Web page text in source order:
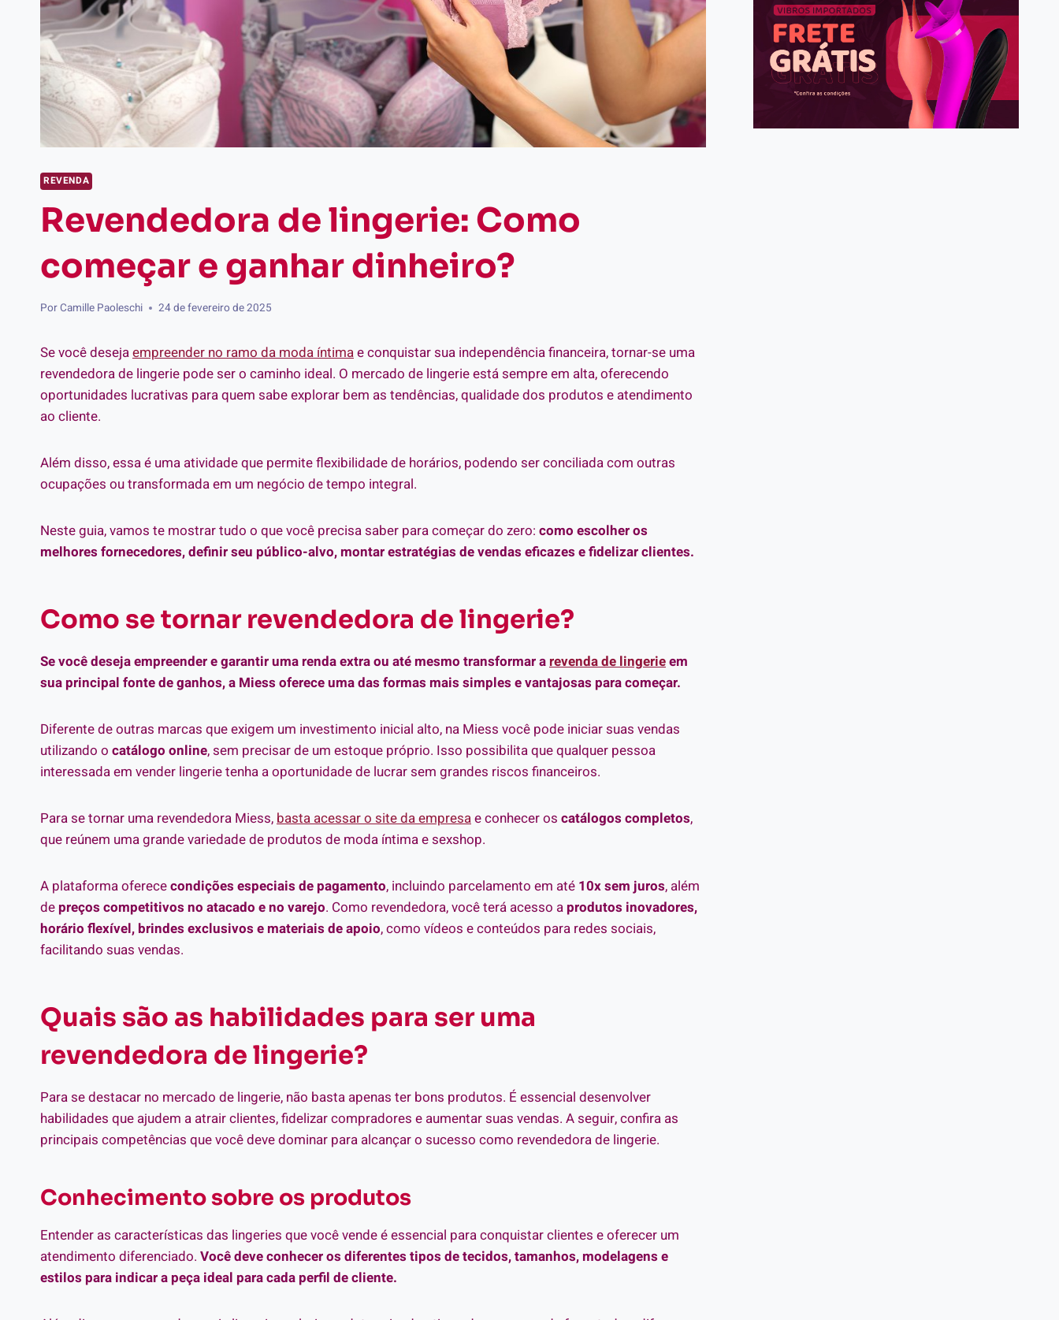
REVENDA
Revendedora de lingerie: Como
começar e ganhar dinheiro?
PorCamille Paoleschi 24 de fevereiro de 2025
Se você desejaempreender no ramo da moda íntimae conquistar sua independência financeira, tornar-se uma
revendedora de lingerie pode ser o caminho ideal. O mercado de lingerie está sempre em alta, oferecendo
oportunidades lucrativas para quem sabe explorar bem as tendências, qualidade dos produtos e atendimento
ao cliente.
Além disso, essa é uma atividade que permite flexibilidade de horários, podendo ser conciliada com outras
ocupações ou transformada em um negócio de tempo integral.
Neste guia, vamos te mostrar tudo o que você precisa saber para começar do zero: como escolher os
melhores fornecedores, definir seu público-alvo, montar estratégias de vendas eficazes e fidelizar clientes.
Como se tornar revendedora de lingerie?
Se você deseja empreender e garantir uma renda extra ou até mesmo transformar a revenda de lingerieem
sua principal fonte de ganhos, a Miess oferece uma das formas mais simples e vantajosas para começar.
Diferente de outras marcas que exigem um investimento inicial alto, na Miess você pode iniciar suas vendas
utilizando o catálogo online, sem precisar de um estoque próprio. Isso possibilita que qualquer pessoa
interessada em vender lingerie tenha a oportunidade de lucrar sem grandes riscos financeiros.
Para se tornar uma revendedora Miess, basta acessar o site da empresae conhecer os catálogos completos,
que reúnem uma grande variedade de produtos de moda íntima e sexshop.
A plataforma oferececondições especiais de pagamento, incluindo parcelamento em até 10x sem juros, além
de preços competitivos no atacado e no varejo. Como revendedora, você terá acesso a produtos inovadores,
horário flexível, brindes exclusivos e materiais de apoio, como vídeos e conteúdos para redes sociais,
facilitando suas vendas.
Quais são as habilidades para ser uma
revendedora de lingerie?
Para se destacar no mercado de lingerie, não basta apenas ter bons produtos. É essencial desenvolver
habilidades que ajudem a atrair clientes, fidelizar compradores e aumentar suas vendas. A seguir, confira as
principais competências que você deve dominar para alcançar o sucesso como revendedora de lingerie.
Conhecimento sobre os produtos
Entender as características das lingeries que você vende é essencial para conquistar clientes e oferecer um
atendimento diferenciado. Você deve conhecer os diferentes tipos de tecidos, tamanhos, modelagens e
estilos para indicar a peça ideal para cada perfil de cliente.